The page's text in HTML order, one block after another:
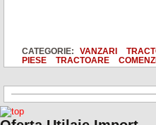
CATEGORIE: VANZARI
PIESE
TRACTOARE